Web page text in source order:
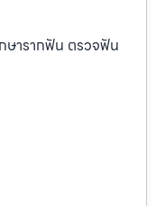
ารากฟัน ตรวจฟัน